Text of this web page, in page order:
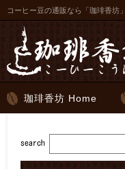
コーヒー豆の通販なら「珈琲香
珈琲香坊 Home